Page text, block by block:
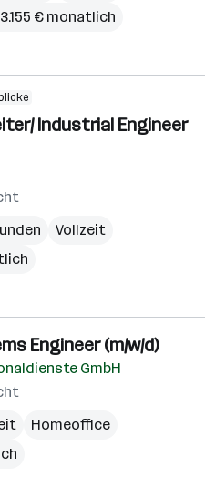
€ monatlich
Industrial Engineer
Vollzeit
Engineer (m/w/d)
GmbH
Homeoffice